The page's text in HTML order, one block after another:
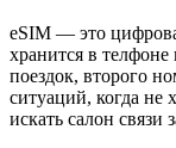
eSIM — это
хранится в
поездок, второго
ситуаций, когда не
искать салон связи